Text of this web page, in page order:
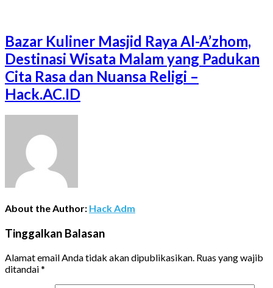
Bazar Kuliner Masjid Raya Al-A’zhom,
Destinasi Wisata Malam yang Padukan
Cita Rasa dan Nuansa Religi –
Hack.AC.ID
About the Author: Hack Adm
Tinggalkan Balasan
Alamat email Anda tidak akan dipublikasikan. Ruas yang wajib
ditandai*